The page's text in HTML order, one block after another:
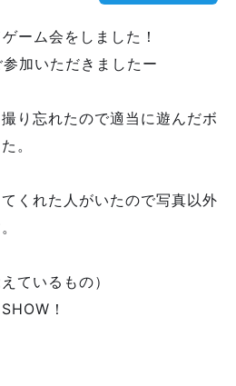
ーム会をしました！
加いただきましたー
り忘れたので適当に遊んだボ
。
くれた人がいたので写真以外
ているもの）
！